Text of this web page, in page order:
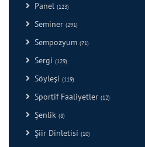
Panel (123)
Seminer (291)
Sempozyum (71)
Sergi (129)
Söyleşi (119)
Sportif Faaliyetler (12)
Şenlik (8)
Şiir Dinletisi (10)